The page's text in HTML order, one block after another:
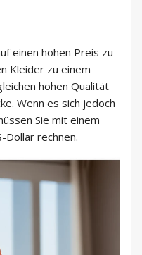
einen hohen Preis zu
Kleider zu einem
hohen Qualität
Wenn es sich jedoch
Sie mit einem
Dollar rechnen.